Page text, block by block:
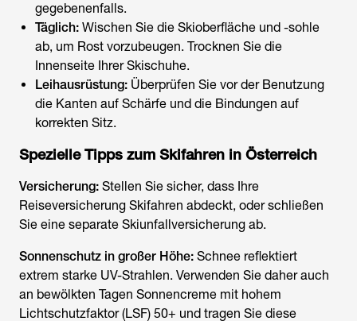
gegebenenfalls.
Täglich: Wischen Sie die Skioberfläche und -sohle
ab, um Rost vorzubeugen. Trocknen Sie die
Innenseite Ihrer Skischuhe.
Leihausrüstung: Überprüfen Sie vor der Benutzung
die Kanten auf Schärfe und die Bindungen auf
korrekten Sitz.
Spezielle Tipps zum Skifahren in Österreich
Versicherung: Stellen Sie sicher, dass Ihre
Reiseversicherung Skifahren abdeckt, oder schließen
Sie eine separate Skiunfallversicherung ab.
Sonnenschutz in großer Höhe: Schnee reflektiert
extrem starke UV-Strahlen. Verwenden Sie daher auch
an bewölkten Tagen Sonnencreme mit hohem
Lichtschutzfaktor (LSF) 50+ und tragen Sie diese